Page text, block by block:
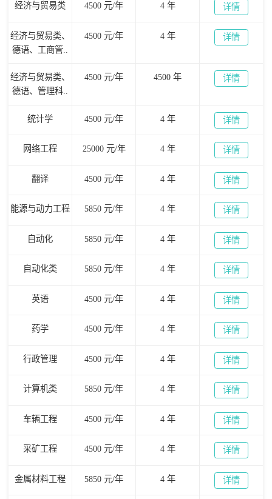
经济与贸易类 4500 元/年 4 年 详情
经济与贸易类、
德语、工商管..
4500 元/年 4 年 详情
经济与贸易类、
德语、管理科..
4500 元/年 4500 年 详情
统计学 4500 元/年 4 年 详情
网络工程 25000 元/年 4 年 详情
翻译 4500 元/年 4 年 详情
能源与动力工程 5850 元/年 4 年 详情
自动化 5850 元/年 4 年 详情
自动化类 5850 元/年 4 年 详情
英语 4500 元/年 4 年 详情
药学 4500 元/年 4 年 详情
行政管理 4500 元/年 4 年 详情
计算机类 5850 元/年 4 年 详情
车辆工程 4500 元/年 4 年 详情
采矿工程 4500 元/年 4 年 详情
金属材料工程 5850 元/年 4 年 详情